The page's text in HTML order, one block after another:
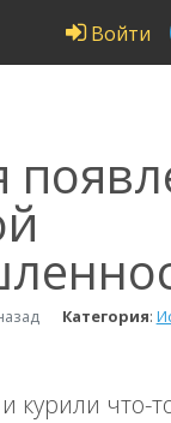
Войти
Категория:
курили что-